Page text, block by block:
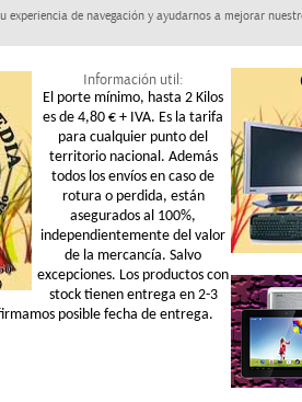
experiencia de navegación y ayudarnos a mejorar
Información util:
El porte mínimo, hasta 2 Kilos
es de 4,80 € + IVA. Es la tarifa
para cualquier punto del
territorio nacional. Además
todos los envíos en caso de
rotura o perdida, están
asegurados al 100%,
independientemente del valor
de la mercancía. Salvo
excepciones. Los productos con
stock tienen entrega en 2-3
posible fecha de entrega.